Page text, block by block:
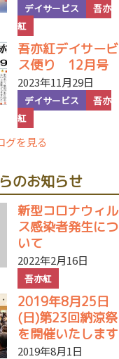
デイサービス
吾亦
紅
吾亦紅デイサービ
ス便り 12月号
2023年11月29日
デイサービス
吾亦
紅
グを見る
のお知らせ
新型コロナウィル
ス感染者発生につ
いて
2022年2月16日
吾亦紅
2019年8月25日
(日)第23回納涼祭
を開催いたします
2019年8月1日